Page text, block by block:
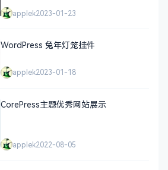
applek2023-01-23
WordPress 兔年灯笼挂件
applek2023-01-18
CorePress主题优秀网站展示
applek2022-08-05